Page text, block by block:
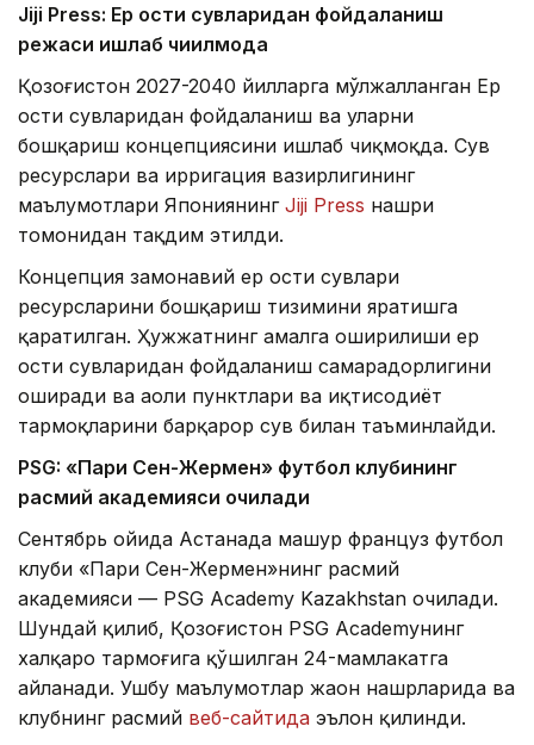
Jiji Press: Ер ости сувларидан фойдаланиш
режаси ишлаб чиқилмоқда
Қозоғистон 2027-2040 йилларга мўлжалланган Ер
ости сувларидан фойдаланиш ва уларни
бошқариш концепциясини ишлаб чиқмоқда. Сув
ресурслари ва ирригация вазирлигининг
маълумотлари Япониянинг Jiji Press нашри
томонидан тақдим этилди.
Концепция замонавий ер ости сувлари
ресурсларини бошқариш тизимини яратишга
қаратилган. Ҳужжатнинг амалга оширилиши ер
ости сувларидан фойдаланиш самарадорлигини
оширади ва аҳоли пунктлари ва иқтисодиёт
тармоқларини барқарор сув билан таъминлайди.
PSG: «Пари Сен-Жермен» футбол клубининг
расмий академияси очилади
Сентябрь ойида Астанада машҳур француз футбол
клуби «Пари Сен-Жермен»нинг расмий
академияси — PSG Academy Kazakhstan очилади.
Шундай қилиб, Қозоғистон PSG Academyнинг
халқаро тармоғига қўшилган 24-мамлакатга
айланади. Ушбу маълумотлар жаҳон нашрларида ва
клубнинг расмий веб-сайтида эълон қилинди.